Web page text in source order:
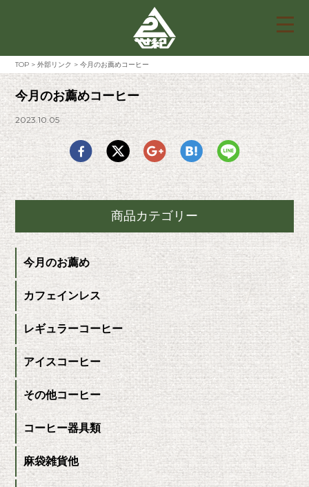
TOP >外部リンク >今月のお薦めコーヒー
今月のお薦めコーヒー
2023.10.05
商品カテゴリー
今月のお薦め
カフェインレス
レギュラーコーヒー
アイスコーヒー
その他コーヒー
コーヒー器具類
麻袋雑貨他